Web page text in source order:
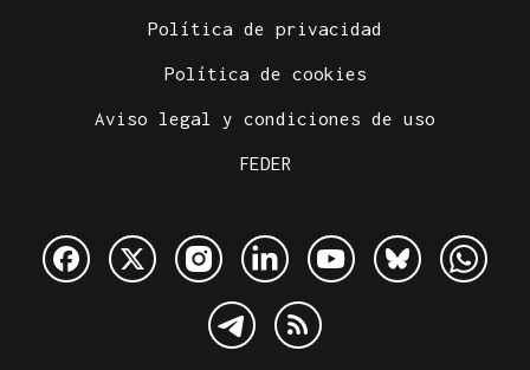
Política de privacidad
Política de cookies
Aviso legal y condiciones de uso
FEDER